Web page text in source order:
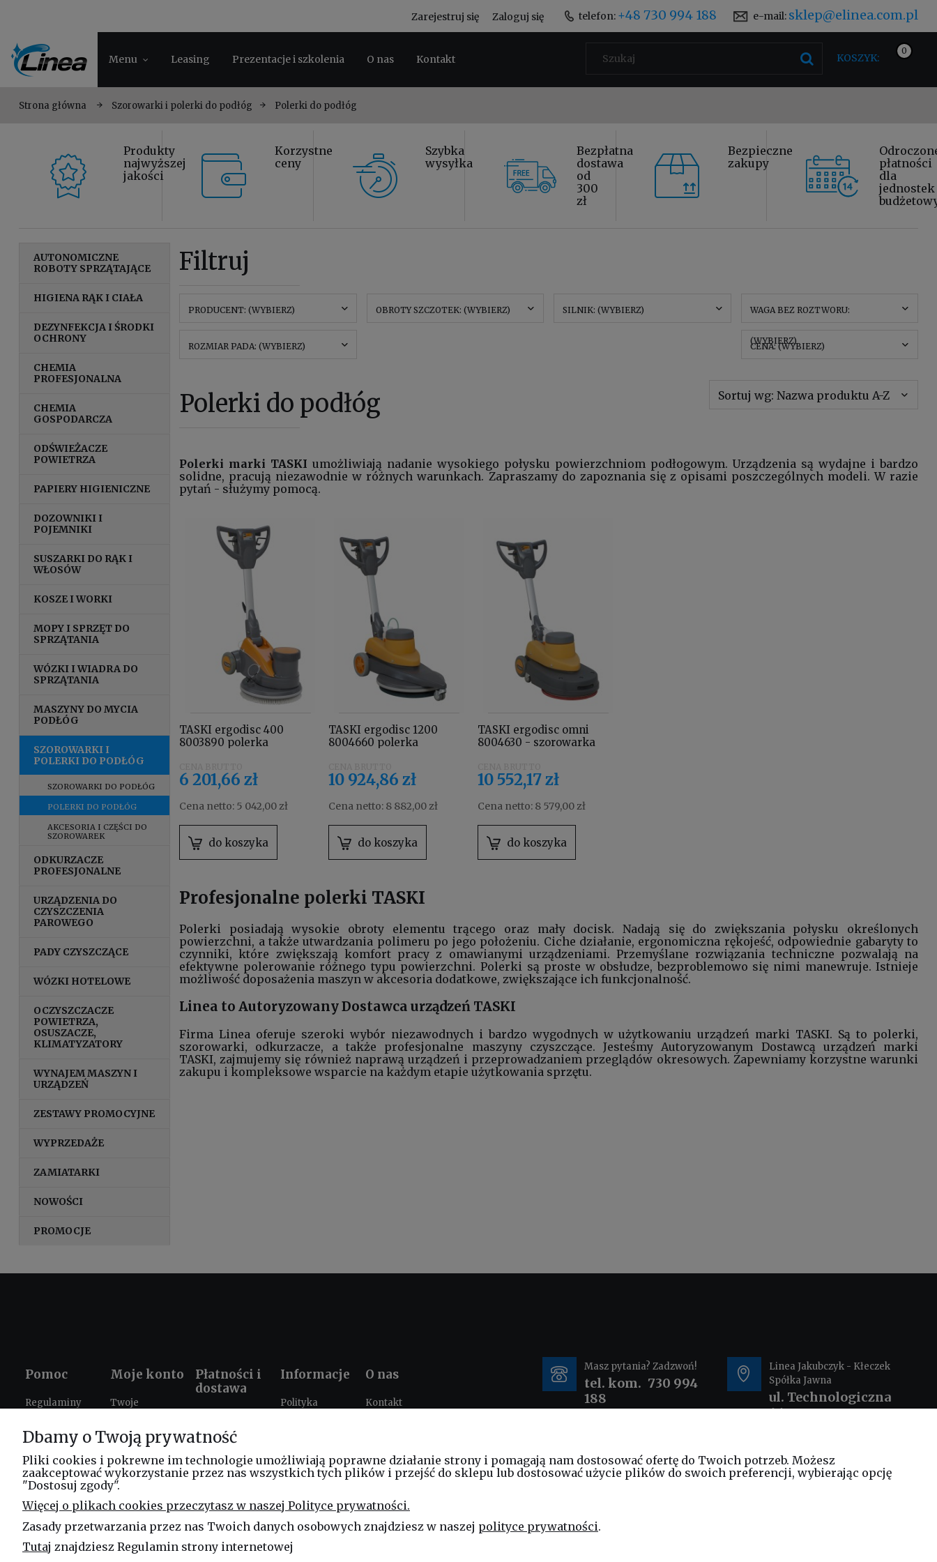
telefon: +48 730 994 188 e-mail: sklep@elinea.com.pl
Zarejestruj się Zaloguj się
Menu Leasing Prezentacje i szkolenia O nas Kontakt KOSZYK:
Strona główna Szorowarki i polerki do podłóg Polerki do podłóg
Produkty
najwyższej
jakości
Korzystne
ceny
Szybka
wysyłka
Bezpłatna
dostawa
od
300
zł
Bezpieczne
zakupy
płatności
dla
jednostek
AUTONOMICZNE
ROBOTY SPRZĄTAJĄCE
HIGIENA RĄK I CIAŁA
DEZYNFEKCJA I ŚRODKI
OCHRONY
CHEMIA
PROFESJONALNA
CHEMIA
GOSPODARCZA
ODŚWIEŻACZE
POWIETRZA
PAPIERY HIGIENICZNE
DOZOWNIKI I
POJEMNIKI
SUSZARKI DO RĄK I
WŁOSÓW
KOSZE I WORKI
MOPY I SPRZĘT DO
SPRZĄTANIA
WÓZKI I WIADRA DO
SPRZĄTANIA
MASZYNY DO MYCIA
PODŁÓG
SZOROWARKI I
POLERKI DO PODŁÓG
SZOROWARKI DO PODŁÓG
POLERKI DO PODŁÓG
AKCESORIA I CZĘŚCI DO
SZOROWAREK
ODKURZACZE
PROFESJONALNE
URZĄDZENIA DO
CZYSZCZENIA
PAROWEGO
PADY CZYSZCZĄCE
WÓZKI HOTELOWE
OCZYSZCZACZE
POWIETRZA,
OSUSZACZE,
KLIMATYZATORY
WYNAJEM MASZYN I
URZĄDZEŃ
ZESTAWY PROMOCYJNE
WYPRZEDAŻE
ZAMIATARKI
NOWOŚCI
PROMOCJE
Filtruj
PRODUCENT: (WYBIERZ) OBROTY SZCZOTEK: (WYBIERZ) SILNIK: (WYBIERZ) WAGA BEZ ROZTWORU:
(WYBIERZ)
ROZMIAR PADA: (WYBIERZ) CENA: (WYBIERZ)
Polerki do podłóg Sortuj wg:Nazwa produktu A-Z
Polerki marki TASKI umożliwiają nadanie wysokiego połysku powierzchniom podłogowym. Urządzenia są wydajne i bardzo
solidne, pracują niezawodnie w różnych warunkach. Zapraszamy do zapoznania się z opisami poszczególnych modeli. W razie
pytań - służymy pomocą.
TASKI ergodisc 400
8003890 polerka
obr./min.
6 201,66 zł
Cena netto: 5 042,00 zł
do koszyka
TASKI ergodisc 1200
8004660 polerka
obr./min.
10 924,86 zł
Cena netto: 8 882,00 zł
do koszyka
TASKI ergodisc omni
8004630 - szorowarka
10 552,17 zł
Cena netto: 8 579,00 zł
do koszyka
Profesjonalne polerki TASKI
Polerki posiadają wysokie obroty elementu trącego oraz mały docisk. Nadają się do zwiększania połysku określonych
powierzchni, a także utwardzania polimeru po jego położeniu. Ciche działanie, ergonomiczna rękojeść, odpowiednie gabaryty to
czynniki, które zwiększają komfort pracy z omawianymi urządzeniami. Przemyślane rozwiązania techniczne pozwalają na
efektywne polerowanie różnego typu powierzchni. Polerki są proste w obsłudze, bezproblemowo się nimi manewruje. Istnieje
możliwość doposażenia maszyn w akcesoria dodatkowe, zwiększające ich funkcjonalność.
Linea to Autoryzowany Dostawca urządzeń TASKI
Firma Linea oferuje szeroki wybór niezawodnych i bardzo wygodnych w użytkowaniu urządzeń marki TASKI. Są to polerki,
szorowarki, odkurzacze, a także profesjonalne maszyny czyszczące. Jesteśmy Autoryzowanym Dostawcą urządzeń marki
TASKI, zajmujemy się również naprawą urządzeń i przeprowadzaniem przeglądów okresowych. Zapewniamy korzystne warunki
zakupu i kompleksowe wsparcie na każdym etapie użytkowania sprzętu.
Pomoc
Regulaminy
plików cookies
Zwroty i
reklamacje
FAQ
Moje konto
Twoje
Ustawienia
konta
Płatności i
dostawa
Czas i koszty
Informacje
Polityka
szkolenia
Program
Leasing
Blog
O nas
Kontakt
Masz pytania? Zadzwoń!
tel. kom. 730 994
188
Linea Jakubczyk - Kłeczek
Spółka Jawna
ul. Technologiczna
44
sklep@elinea.com.pl
Dbamy o Twoją prywatność
Pliki cookies i pokrewne im technologie umożliwiają poprawne działanie strony i pomagają nam dostosować ofertę do Twoich potrzeb. Możesz
zaakceptować wykorzystanie przez nas wszystkich tych plików i przejść do sklepu lub dostosować użycie plików do swoich preferencji, wybierając opcję
"Dostosuj zgody".
Więcej o plikach cookies przeczytasz w naszej Polityce prywatności.
Zasady przetwarzania przez nas Twoich danych osobowych znajdziesz w naszej polityce prywatności.
Tutaj znajdziesz Regulamin strony internetowej